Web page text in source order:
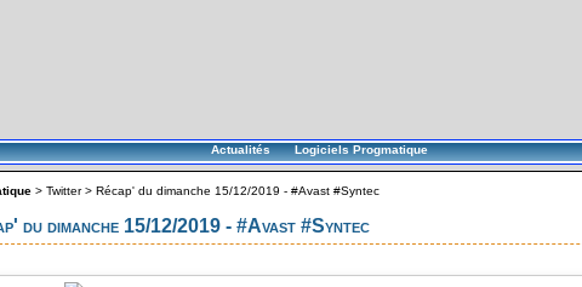
Actualités Logiciels Progmatique
> Twitter> Récap' du dimanche 15/12/2019 - #Avast #Syntec
du dimanche 15/12/2019 - #Avast #Syntec